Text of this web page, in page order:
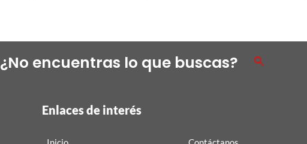
¿No encuentras lo que buscas?
Enlaces de interés